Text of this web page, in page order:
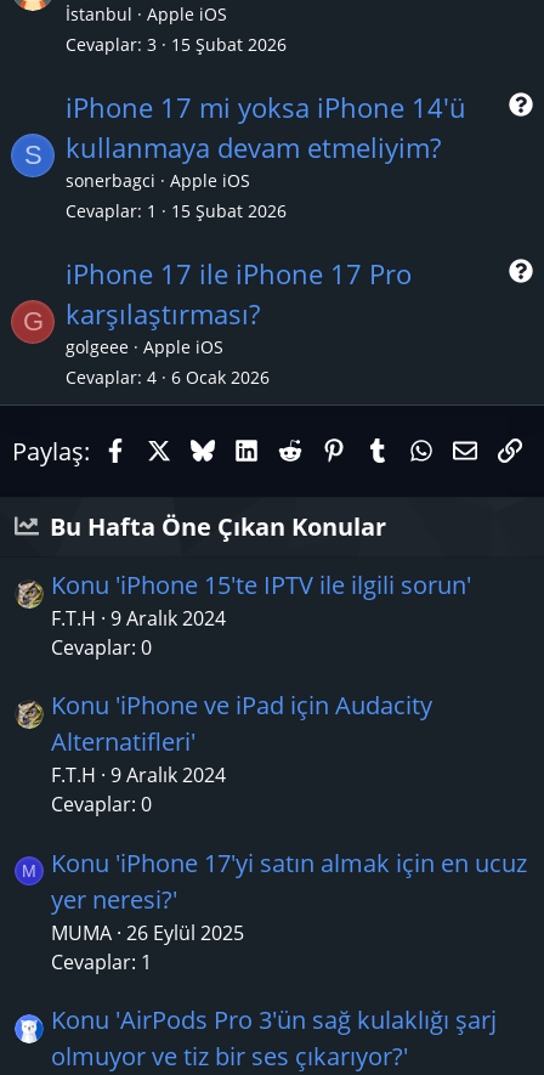
İstanbul
Apple iOS
Cevaplar 3 15 Şubat 2026
S
S
iPhone 17 mi yoksa iPhone 14'ü
kullanmaya devam etmeliyim?
sonerbagci
Apple iOS
Cevaplar 1 15 Şubat 2026
G
S
iPhone 17 ile iPhone 17 Pro
karşılaştırması?
golgeee
Apple iOS
Cevaplar 4 6 Ocak 2026
Paylaş: FacebookX (Twitter)
BlueskyLinkedIn
RedditPinterestTumblrE-
Bu Hafta Öne Çıkan Konular
Konu 'iPhone 15'te IPTV ile ilgili sorun'
F.T.H 9 Aralık 2024
Cevaplar: 0
Konu 'iPhone ve iPad için Audacity
Alternatifleri'
F.T.H 9 Aralık 2024
Cevaplar: 0
M
Konu 'iPhone 17'yi satın almak için en ucuz
yer neresi?'
MUMA 26 Eylül 2025
Cevaplar: 1
Konu 'AirPods Pro 3'ün sağ kulaklığı şarj
olmuyor ve tiz bir ses çıkarıyor?'